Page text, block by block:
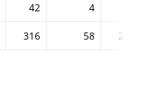
42 4
316 58 297